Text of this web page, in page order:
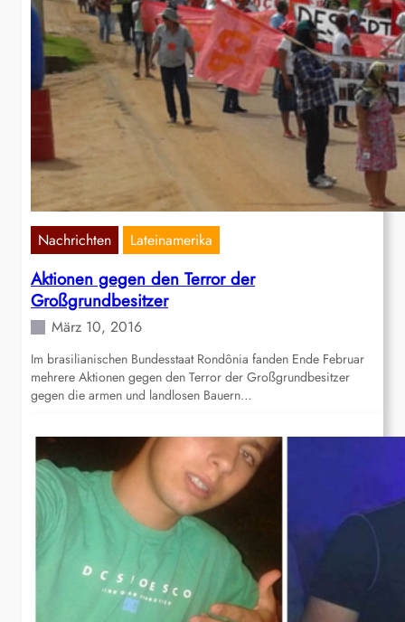
Nachrichten Lateinamerika
Aktionen gegen den Terror der
Großgrundbesitzer
März 10, 2016
Im brasilianischen Bundesstaat Rondônia fanden Ende Februar
mehrere Aktionen gegen den Terror der Großgrundbesitzer
gegen die armen und landlosen Bauern…